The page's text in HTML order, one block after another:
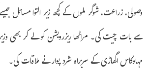
وصولی، زراعت، شوگر ملوں کے کچھ زیر التوا مسائل
سے بات چیت کی۔ مراٹھا ریزرویشن کو لے کر بھی
مہاوکاس اگھاڑی کے سربراہ شرد پوار نے ملاقات کی۔